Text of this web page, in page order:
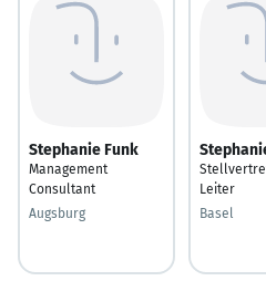
Stephanie Funk
Management
Consultant
Augsburg
Leiter
Basel